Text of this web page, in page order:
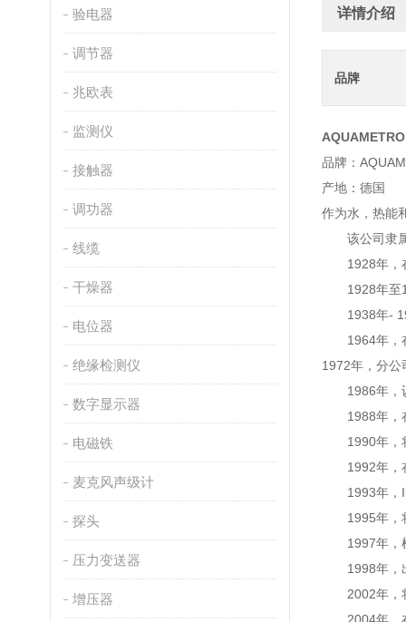
验电器
调节器
兆欧表
监测仪
接触器
调功器
线缆
干燥器
电位器
绝缘检测仪
数字显示器
电磁铁
麦克风声级计
探头
压力变送器
增压器
详情介绍
品牌
品牌：
产地：德国
作为水，热能
该公司隶属
1928年，在
1928年至
1938年-
1964年，在
1972年，分公
1986年，认
1988年，
1990年，将
1992年，
1993年，
1995年，将
1997年，根
1998年，出
2002年，将